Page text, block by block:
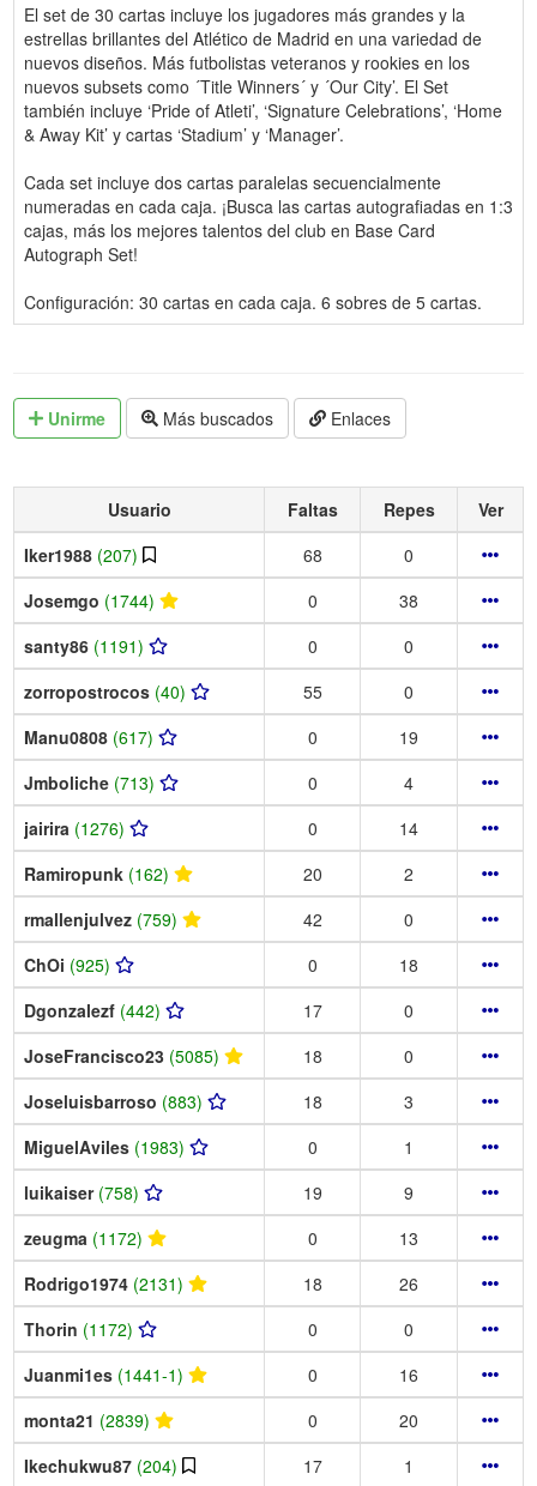
El set de 30 cartas incluye los jugadores más grandes y la
estrellas brillantes del Atlético de Madrid en una variedad de
nuevos diseños. Más futbolistas veteranos y rookies en los
nuevos subsets como ´Title Winners´ y ´Our City’. El Set
también incluye ‘Pride of Atleti’, ‘Signature Celebrations’, ‘Home
& Away Kit’ y cartas ‘Stadium’ y ‘Manager’.
Cada set incluye dos cartas paralelas secuencialmente
numeradas en cada caja. ¡Busca las cartas autografiadas en 1:3
cajas, más los mejores talentos del club en Base Card
Autograph Set!
Configuración: 30 cartas en cada caja. 6 sobres de 5 cartas.
Unirme Más buscados Enlaces
Usuario Faltas Repes
Ver
Iker1988 (207) 68
0
Josemgo (1744) 0
38
santy86 (1191) 0
0
zorropostrocos (40) 55
0
Manu0808 (617) 0
19
Jmboliche (713) 0
4
jairira (1276) 0
14
Ramiropunk (162) 20
2
rmallenjulvez (759) 42
0
ChOi (925) 0
18
Dgonzalezf (442) 17
0
JoseFrancisco23 (5085) 18
0
Joseluisbarroso (883) 18
3
MiguelAviles (1983) 0
1
luikaiser (758) 19
9
zeugma (1172) 0
13
Rodrigo1974 (2131) 18
26
Thorin (1172) 0
0
Juanmi1es (1441-1) 0
16
monta21 (2839) 0
20
Ikechukwu87 (204) 17 1